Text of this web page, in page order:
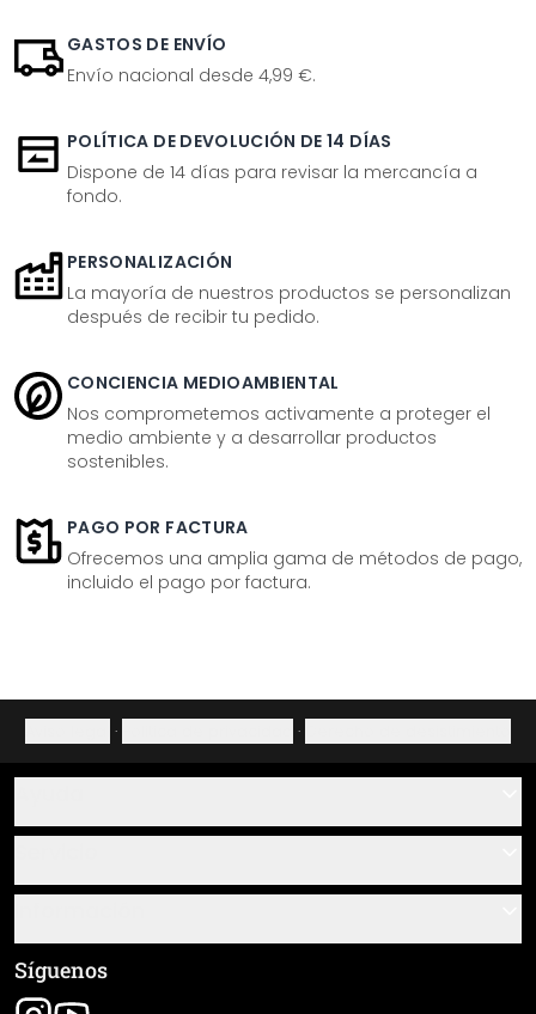
GASTOS DE ENVÍO
Envío nacional desde 4,99 €.
POLÍTICA DE DEVOLUCIÓN DE 14 DÍAS
Dispone de 14 días para revisar la mercancía a
fondo.
PERSONALIZACIÓN
La mayoría de nuestros productos se personalizan
después de recibir tu pedido.
CONCIENCIA MEDIOAMBIENTAL
Nos comprometemos activamente a proteger el
medio ambiente y a desarrollar productos
sostenibles.
PAGO POR FACTURA
Ofrecemos una amplia gama de métodos de pago,
incluido el pago por factura.
· ·
Sobre nosotros
Resumen de materiales
Seguimiento de envío
Términos y condiciones generales (CGC)
Aviso legal
Síguenos